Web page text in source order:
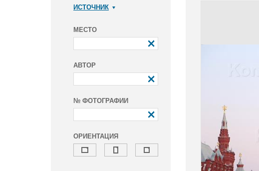
ИСТОЧНИК
МЕСТО
АВТОР
№ ФОТОГРАФИИ
ОРИЕНТАЦИЯ